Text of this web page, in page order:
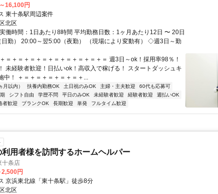
16,100円
東十条駅周辺案件
北区
働時間：1日あたり8時間 平均勤務日数：1ヶ月あたり12日 〜 20日
勤） 20:00～翌5:00（夜勤） （現場により変動有） ◇週3日～勤
＝＋＝＋＝＋＝＋＝＋＝＋＝＋＝＋＝ 週3日～ok！採用率98％！
未経験者歓迎！日払いok！高収入で稼げる！ スタートダッシュキ
中！ ＋＝＋＝＋＝＋＝＋＝＋...
月以内） 扶養内勤務OK 土日祝のみOK 主婦・主夫歓迎
60代も応募可
シフト自由 学歴不問 平日のみOK 未経験者歓迎 経験者歓迎
週払いOK
者歓迎 ブランクOK 長期歓迎 単発 フルタイム歓迎
用者様を訪問するホームヘルパー
条店
円
京浜東北線「東十条駅」徒歩8分
北区